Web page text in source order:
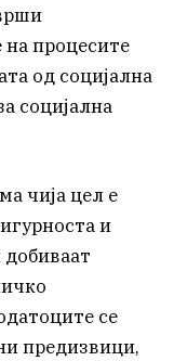
процесите
од социјална
социјална
чија цел е
и
се
предизвици,